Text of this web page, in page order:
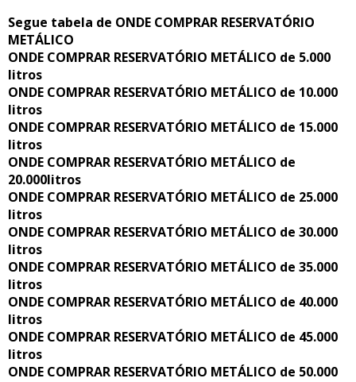
Segue tabela de ONDE COMPRAR RESERVATÓRIO
METÁLICO
ONDE COMPRAR RESERVATÓRIO METÁLICO de 5.000
litros
ONDE COMPRAR RESERVATÓRIO METÁLICO de 10.000
litros
ONDE COMPRAR RESERVATÓRIO METÁLICO de 15.000
litros
ONDE COMPRAR RESERVATÓRIO METÁLICO de
20.000litros
ONDE COMPRAR RESERVATÓRIO METÁLICO de 25.000
litros
ONDE COMPRAR RESERVATÓRIO METÁLICO de 30.000
litros
ONDE COMPRAR RESERVATÓRIO METÁLICO de 35.000
litros
ONDE COMPRAR RESERVATÓRIO METÁLICO de 40.000
litros
ONDE COMPRAR RESERVATÓRIO METÁLICO de 45.000
litros
ONDE COMPRAR RESERVATÓRIO METÁLICO de 50.000